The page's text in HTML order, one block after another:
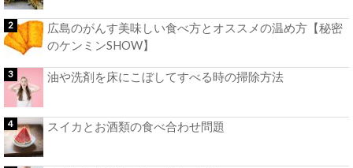
広島のがんす美味しい食べ方とオススメの温め方【秘密
のケンミンSHOW】
油や洗剤を床にこぼしてすべる時の掃除方法
スイカとお酒類の食べ合わせ問題